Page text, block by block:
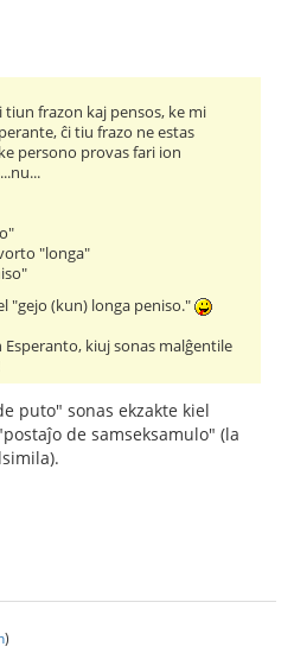
tiun frazon kaj pensos, ke mi
ĉi tiu frazo ne estas
persono provas fari ion
"longa"
"gejo (kun) longa peniso."
kiuj sonas malĝentile
puto" sonas ekzakte kiel
de samseksamulo" (la
)